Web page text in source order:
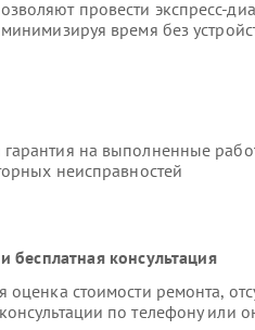
провести экспресс-
время без
на выполненные
неисправностей
бесплатная консультация
стоимости ремонта,
по телефону или